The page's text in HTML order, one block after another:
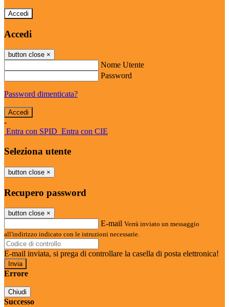
Accedi
Accedi
button close ×
Nome Utente
Password
Password dimenticata?
-
Entra con SPID Entra con CIE
Seleziona utente
button close ×
Recupero password
button close ×
E-mail Verrà inviato un messaggio
all'indirizzo indicato con le istruzioni necessarie.
E-mail inviata, si prega di controllare la casella di posta elettronica!
Errore
Chiudi
Successo